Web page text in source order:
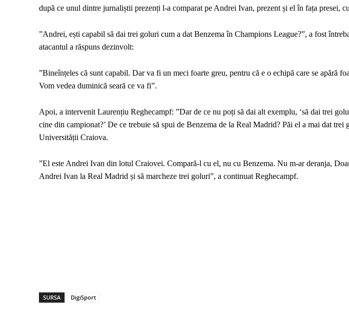
după ce unul dintre jurnaliștii prezenți l-a comparat pe Andrei Ivan, prezent și el în fața presei,
”Andrei, ești capabil să dai trei goluri cum a dat Benzema în Champions League?”, a fost
atacantul a răspuns dezinvolt:
”Bineînțeles că sunt capabil. Dar va fi un meci foarte greu, pentru că e o echipă care se apără
Vom vedea duminică seară ce va fi”.
Apoi, a intervenit Laurențiu Reghecampf: ”Dar de ce nu poți să dai alt exemplu, ‘să dai trei
cine din campionat?’ De ce trebuie să spui de Benzema de la Real Madrid? Păi el a mai dat trei
Universității Craiova.
”El este Andrei Ivan din lotul Craiovei. Compară-l cu el, nu cu Benzema. Nu m-ar deranja,
Andrei Ivan la Real Madrid și să marcheze trei goluri”, a continuat Reghecampf.
SURSA DigiSport